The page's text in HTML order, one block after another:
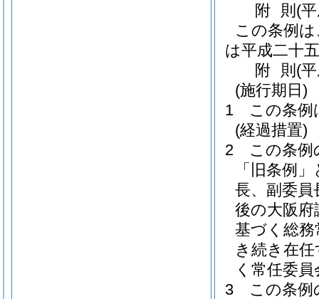
附 則 (
この条例
は平成二十
附 則 (
(施行期日)
1
この条例
(経過措置)
2
この条例
「旧条例
長、副委
後の大阪府
基づく総
き続き在
く常任委
3
この条例